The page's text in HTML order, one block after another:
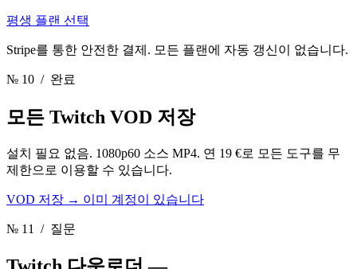
평생 플랜 선택
Stripe를 통한 안전한 결제. 모든 플랜에 자동 갱신이 없습니다.
№ 10 / 완료
모든 Twitch VOD 저장
설치 필요 없음. 1080p60 소스 MP4. 연 19 €로 모든 도구를 무
제한으로 이용할 수 있습니다.
VOD 저장 → 이미 계정이 있습니다
№ 11 / 질문